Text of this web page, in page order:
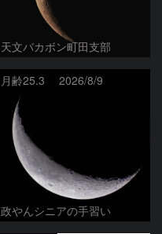
天文バカボン町田支部
月齢25.3 2026/8/9
政やんシニアの手習い